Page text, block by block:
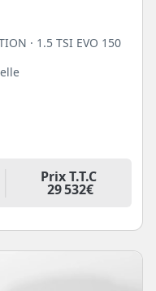
· 1.5 TSI EVO 150
Prix T.T.C
29 532€